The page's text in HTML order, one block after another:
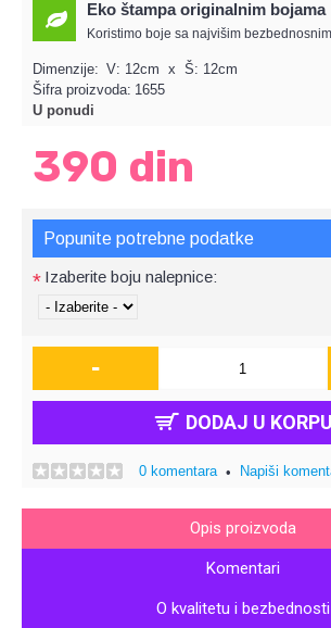
Eko štampa originalnim bojama
Koristimo boje sa najvišim
Dimenzije: V: 12cm x Š: 12cm
Šifra proizvoda: 1655
U ponudi
390 din
Popunite potrebne podatke
* Izaberite boju nalepnice:
-
DODAJ U KORPU
0 komentara• Napiši
Opis proizvoda
Komentari
O kvalitetu i bezbednosti